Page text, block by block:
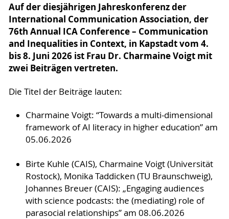
Auf der diesjährigen Jahreskonferenz der
International Communication Association, der
76th Annual ICA Conference – Communication
and Inequalities in Context, in Kapstadt vom 4.
bis 8. Juni 2026 ist Frau Dr. Charmaine Voigt mit
zwei Beiträgen vertreten.
Die Titel der Beiträge lauten:
Charmaine Voigt: “Towards a multi-dimensional
framework of AI literacy in higher education” am
05.06.2026
Birte Kuhle (CAIS), Charmaine Voigt (Universität
Rostock), Monika Taddicken (TU Braunschweig),
Johannes Breuer (CAIS): „Engaging audiences
with science podcasts: the (mediating) role of
parasocial relationships” am 08.06.2026